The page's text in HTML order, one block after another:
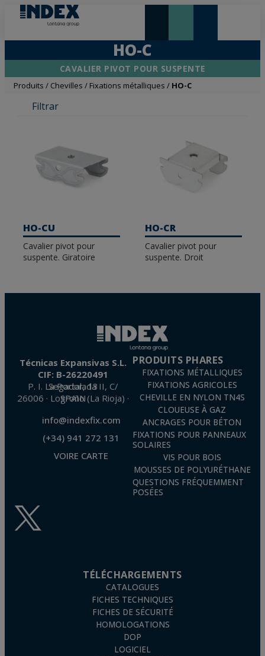
HO-C
CAVALIER PIVOT POUR SUSPENTE
Produits / Chevilles / Fixations métalliques / HO-C
Filtrar
HO-CU
Cavalier pivot pour
suspente. Giratoire
HO-CR
Cavalier pivot pour
suspente. Droit
Técnicas Expansivas S.L.
CIF: B-26220491
P. I. La Portalada II, C/ Segador, 13
26006 · Logroño (La Rioja) · SPAIN
info@indexfix.com
(+34) 941 272 131
VOIRE CARTE
PRODUITS PHARES
FIXATIONS MÉTALLIQUES
FIXATIONS AGRICOLES
CHEVILLE EN NYLON TN4S
CLOUEUSE À GAZ
ANCRAGES POUR BÉTON
FIXATIONS POUR PANNEAUX
SOLAIRES
VIS POUR BOIS
MOUSSES DE POLYURÉTHANE
QUESTIONS FRÉQUEMMENT
POSÉES
TÉLÉCHARGEMENTS
CATALOGUES
FICHES TECHNIQUES
FICHES DE SÉCURITÉ
HOMOLOGATIONS
DOP
LOGICIEL